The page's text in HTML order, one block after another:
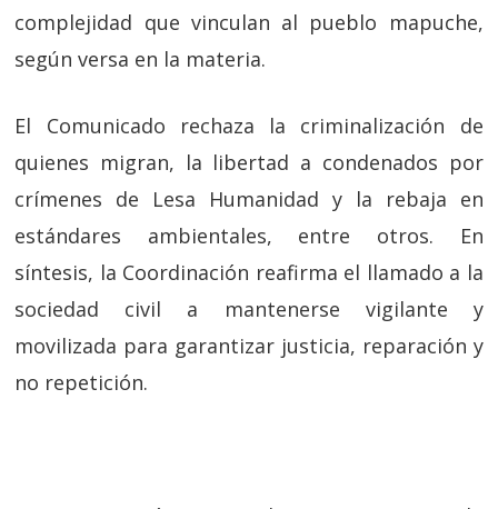
complejidad que vinculan al pueblo mapuche,
según versa en la materia.
El Comunicado rechaza la criminalización de
quienes migran, la libertad a condenados por
crímenes de Lesa Humanidad y la rebaja en
estándares ambientales, entre otros. En
síntesis, la Coordinación reafirma el llamado a la
sociedad civil a mantenerse vigilante y
movilizada para garantizar justicia, reparación y
no repetición.